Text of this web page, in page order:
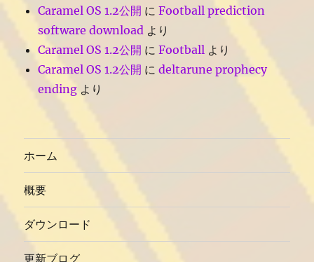
Caramel OS 1.2公開 にFootball prediction
software download より
Caramel OS 1.2公開 にFootball より
Caramel OS 1.2公開 にdeltarune prophecy
ending より
ホーム
概要
ダウンロード
更新ブログ